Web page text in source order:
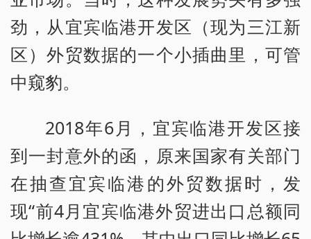
劲，从宜宾临港开发区（现为三江新
区）外贸数据的一个小插曲里，可管
中窥豹。
2018年6月，宜宾临港开发区接
到一封意外的函，原来国家有关部门
在抽查宜宾临港的外贸数据时，发
现“前4月宜宾临港外贸进出口总额同